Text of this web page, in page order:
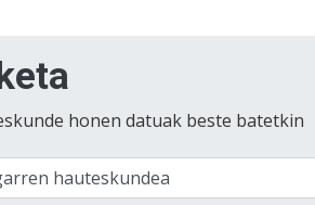
honen datuak beste batetkin